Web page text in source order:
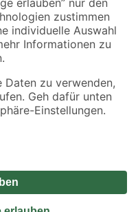
Angebote sind unter
Verfügbarkeiten beziehen
Artikel mit Speditionsversand, hier
Vertrag widerrufen